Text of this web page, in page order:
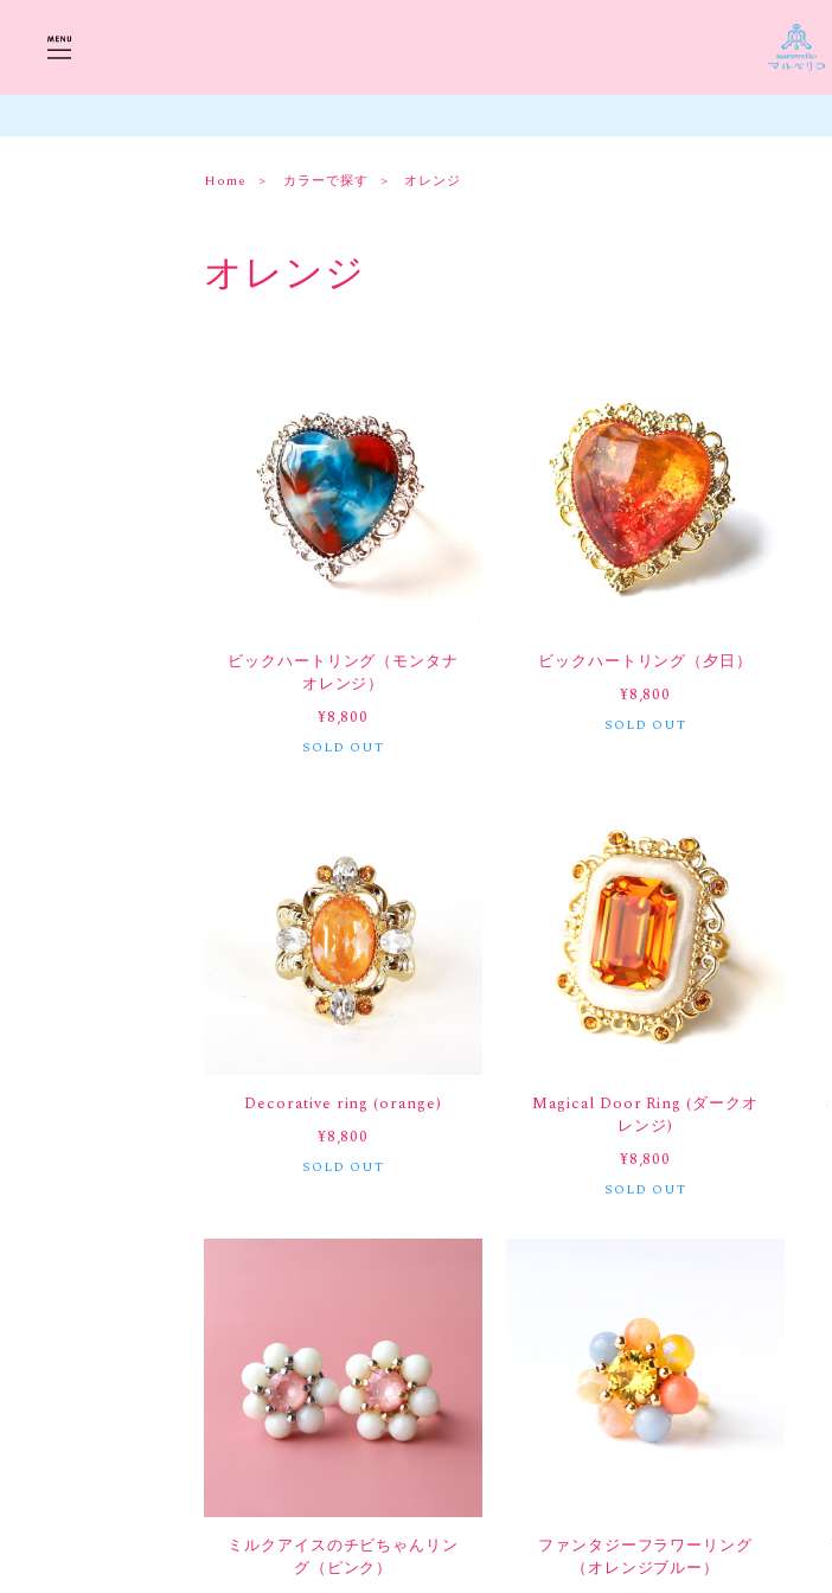
Home カラーで探す オレンジ
オレンジ
ビックハートリング（モンタナ
オレンジ）
¥8,800
SOLD OUT
ビックハートリング（夕日）
¥8,800
SOLD OUT
Decorative ring (orange)
¥8,800
SOLD OUT
Magical Door Ring (ダークオ
レンジ)
¥8,800
SOLD OUT
ミルクアイスのチビちゃんリン
グ（ピンク）
ファンタジーフラワーリング
（オレンジブルー）